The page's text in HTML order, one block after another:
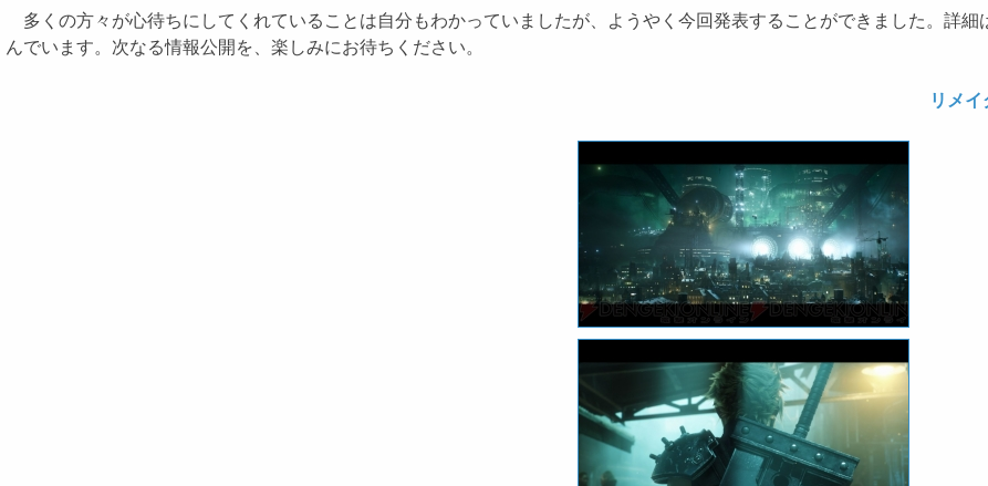
多くの方々が心待ちにしてくれていることは自分もわかっていましたが、ようやく今回発表することができました。詳
んでいます。次なる情報公開を、楽しみにお待ちください。
リメ